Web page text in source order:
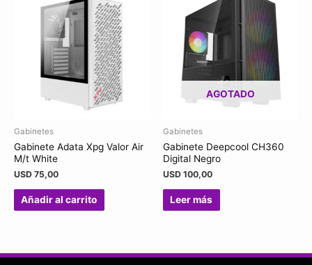
Gabinetes
Gabinete Adata Xpg Valor Air
M/t White
USD 75,00
Añadir al carrito
AGOTADO
Gabinetes
Gabinete Deepcool CH360
Digital Negro
USD 100,00
Leer más